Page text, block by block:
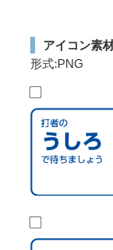
アイコン素
形式:PNG